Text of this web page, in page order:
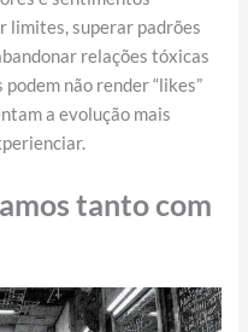
limites, superar padrões
relações tóxicas
não render “likes”
a evolução mais
tanto com